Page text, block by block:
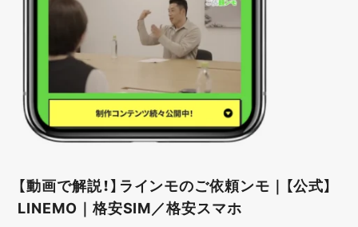
【動画で解説！】ラインモのご依頼ンモ｜【公式】
LINEMO｜格安SIM／格安スマホ